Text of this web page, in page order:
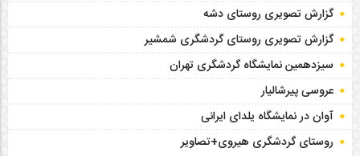
گزارش تصویری روستای دشه
گزارش تصویری روستای گردشگری شمشیر
سیزدهمین نمایشگاه گردشگری تهران
عروسی پیرشالیار
آوان در نمایشگاه یلدای ایرانی
روستای گردشگری هیروی+تصاویر